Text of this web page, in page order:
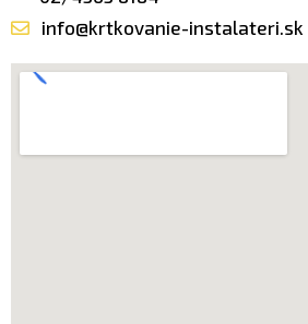
info@krtkovanie-instalateri.sk